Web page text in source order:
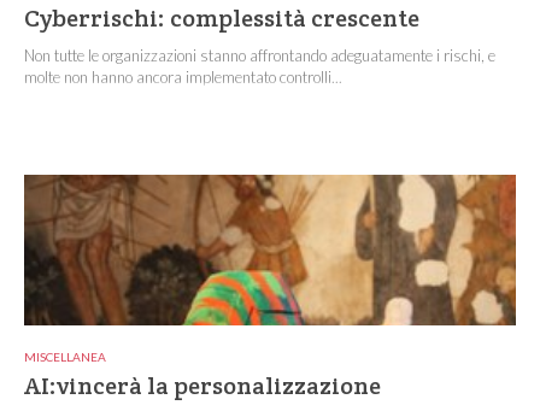
Cyberrischi: complessità crescente
Non tutte le organizzazioni stanno affrontando adeguatamente i rischi, e
molte non hanno ancora implementato controlli...
MISCELLANEA
AI:vincerà la personalizzazione